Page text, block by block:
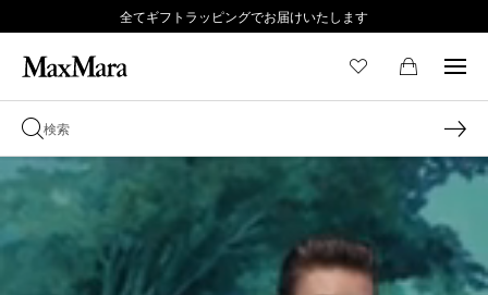
全てギフトラッピングでお届けいたします